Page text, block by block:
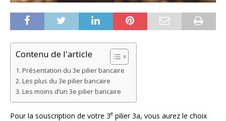
Contenu de l'article
Présentation du 3e pilier bancaire
Les plus du 3e pilier bancaire
Les moins d’un 3e pilier bancaire
Pour la souscription de votre 3e pilier 3a, vous aurez le choix